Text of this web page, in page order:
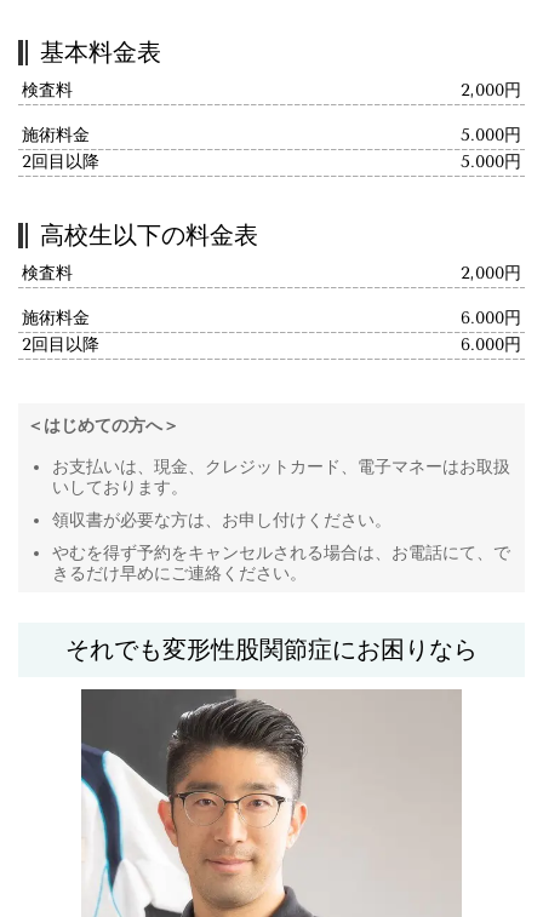
基本料金表
検査料 2,000円
施術料金
5.000円
2回目以降
5.000円
高校生以下の料金表
検査料 2,000円
施術料金
6.000円
2回目以降
6.000円
＜はじめての方へ＞
お支払いは、現金、クレジットカード、電子マネーはお取扱
いしております。
領収書が必要な方は、お申し付けください。
やむを得ず予約をキャンセルされる場合は、お電話にて、で
きるだけ早めにご連絡ください。
それでも変形性股関節症にお困りなら